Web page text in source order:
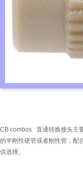
CB combos 直通转换接头主
的半刚性硬管或者刚性管，配
供选择。